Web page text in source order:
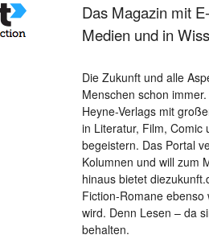
Das Magazin mit
Medien und in
Die Zukunft und alle
Menschen schon
Heyne-Verlags mit
in Literatur, Film, Comic
begeistern. Das Portal
Kolumnen und will zum
hinaus bietet
Fiction-Romane
wird. Denn Lesen – da
behalten.